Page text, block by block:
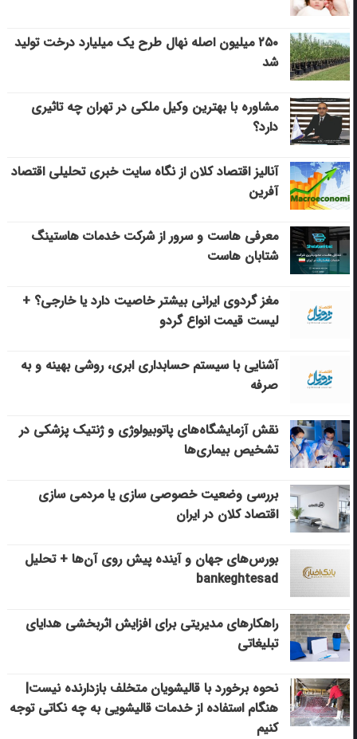
۲۵۰ میلیون اصله نهال طرح یک میلیارد درخت تولید
شد
مشاوره با بهترین وکیل ملکی در تهران چه تاثیری
دارد؟
آنالیز اقتصاد کلان از نگاه سایت خبری تحلیلی اقتصاد
آفرین
معرفی هاست و سرور از شرکت خدمات هاستینگ
شتابان هاست
مغز گردوی ایرانی بیشتر خاصیت دارد یا خارجی؟ +
لیست قیمت انواع گردو
آشنایی با سیستم حسابداری ابری، روشی بهینه و به
صرفه
نقش آزمایشگاه‌های پاتوبیولوژی و ژنتیک پزشکی در
تشخیص بیماری‌ها
بررسی وضعیت خصوصی سازی یا مردمی سازی
اقتصاد کلان در ایران
بورس‌های جهان و آینده پیش روی آن‌ها + تحلیل
bankeghtesad
راهکارهای مدیریتی برای افزایش اثربخشی هدایای
تبلیغاتی
نحوه برخورد با قالیشویان متخلف بازدارنده نیست|
هنگام استفاده از خدمات قالیشویی به چه نکاتی توجه
کنیم